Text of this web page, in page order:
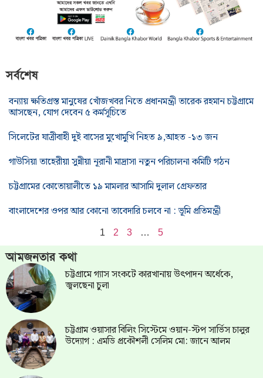
সর্বশেষ
বন্যায় ক্ষতিগ্রস্ত মানুষের খোঁজখবর নিতে প্রধানমন্ত্রী তারেক রহমান চট্টগ্রামে
আসছেন, যোগ দেবেন ৫ কর্মসূচিতে
সিলেটের যাত্রীবাহী দুই বাসের মুখোমুখি নিহত ৯,আহত -১৩ জন
গাউসিয়া তাহেরীয়া সুন্নীয়া নূরানী মাদ্রাসা নতুন পরিচালনা কমিটি গঠন
চট্টগ্রামের কোতোয়ালীতে ১৯ মামলার আসামি দুলাল গ্রেফতার
বাংলাদেশের ওপর আর কোনো তাবেদারি চলবে না : ভূমি প্রতিমন্ত্রী
1 2 3 … 5
আমজনতার কথা
চট্টগ্রামে গ্যাস সংকটে কারখানায় উৎপাদন অর্ধেকে,
জ্বলছেনা চুলা
চট্টগ্রাম ওয়াসার বিলিং সিস্টেমে ওয়ান-স্টপ সার্ভিস চালুর
উদ্যোগ : এমডি প্রকৌশলী সেলিম মো: জানে আলম